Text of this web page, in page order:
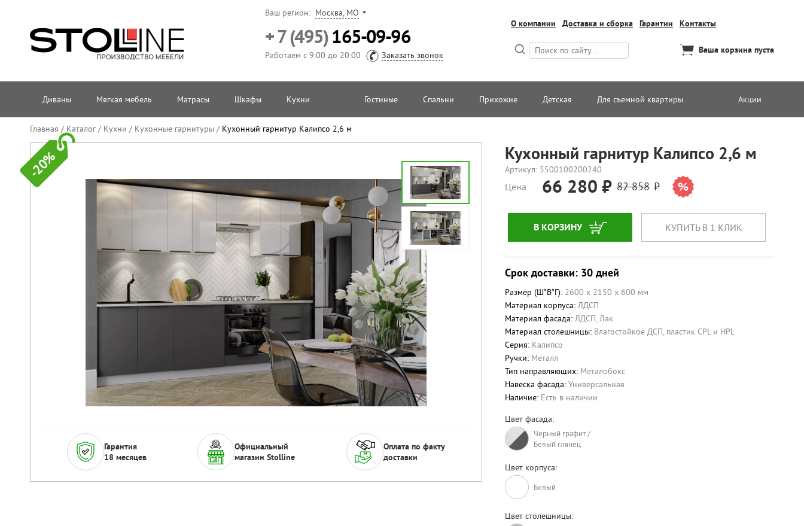
Ваш регион: Москва, МО
+ 7 (495)165-09-96
Работаем с 9:00 до 20:00 Заказать звонок
О компании Доставка и сборка Гарантии Контакты
Ваша корзина пуста
Диваны Мягкая мебель Матрасы Шкафы Кухни Гостиные Спальни Прихожие Детская Для съемной квартиры Акции
Главная / Каталог/ Кухни / Кухонные гарнитуры / Кухонный гарнитур Калипсо 2,6 м
Кухонный гарнитур Калипсо 2,6 м
Артикул: 5500100200240
-20%
Гарантия
18 месяцев
Официальный
магазин Stolline
Оплата по факту
доставки
Цена: 66 280 82 858
В КОРЗИНУ КУПИТЬ В 1 КЛИК
Срок доставки: 30 дней
Размер (Ш*В*Г): 2600 x 2150 x 600 мм
Материал корпуса: ЛДСП
Материал фасада: ЛДСП,Лак
Материал столешницы: Влагостойкое ДСП, пластик CPL и HPL
Серия: Калипсо
Ручки: Металл
Тип направляющих: Металобокс
Навеска фасада: Универсальная
Наличие: Есть в наличии
Цвет фасада:
Черный графит /
Белый глянец
Цвет корпуса:
Белый
Цвет столешницы: